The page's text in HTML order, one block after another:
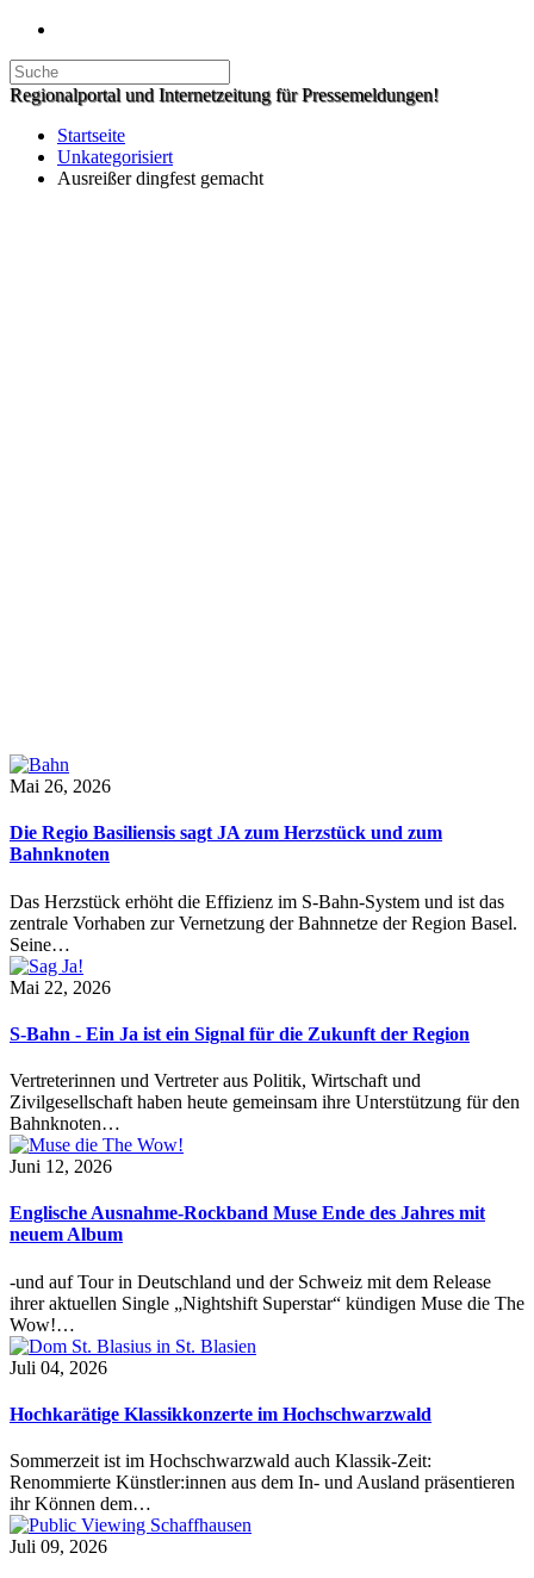
Regionalportal und Internetzeitung für Pressemeldungen!
Startseite
Unkategorisiert
Ausreißer dingfest gemacht
Mai 26, 2026
Die Regio Basiliensis sagt JA zum Herzstück und zum
Bahnknoten
Das Herzstück erhöht die Effizienz im S-Bahn-System und ist das
zentrale Vorhaben zur Vernetzung der Bahnnetze der Region Basel.
Seine…
Mai 22, 2026
S-Bahn - Ein Ja ist ein Signal für die Zukunft der Region
Vertreterinnen und Vertreter aus Politik, Wirtschaft und
Zivilgesellschaft haben heute gemeinsam ihre Unterstützung für den
Bahnknoten…
Juni 12, 2026
Englische Ausnahme-Rockband Muse Ende des Jahres mit
neuem Album
-und auf Tour in Deutschland und der Schweiz mit dem Release
ihrer aktuellen Single „Nightshift Superstar“ kündigen Muse die The
Wow!…
Juli 04, 2026
Hochkarätige Klassikkonzerte im Hochschwarzwald
Sommerzeit ist im Hochschwarzwald auch Klassik-Zeit:
Renommierte Künstler:innen aus dem In- und Ausland präsentieren
ihr Können dem…
Juli 09, 2026